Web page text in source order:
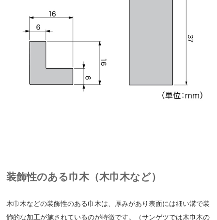
装飾性のある巾木（木巾木など）
木巾木などの装飾性のある巾木は、厚みがあり表面には細い溝で装
飾的な加工が施されているのが特徴です。（サンゲツでは木巾木の